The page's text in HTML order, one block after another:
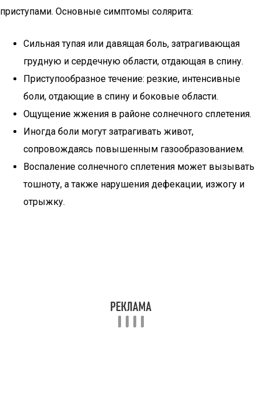
приступами. Основные симптомы солярита:
Сильная тупая или давящая боль, затрагивающая
грудную и сердечную области, отдающая в спину.
Приступообразное течение: резкие, интенсивные
боли, отдающие в спину и боковые области.
Ощущение жжения в районе солнечного сплетения.
Иногда боли могут затрагивать живот,
сопровождаясь повышенным газообразованием.
Воспаление солнечного сплетения может вызывать
тошноту, а также нарушения дефекации, изжогу и
отрыжку.